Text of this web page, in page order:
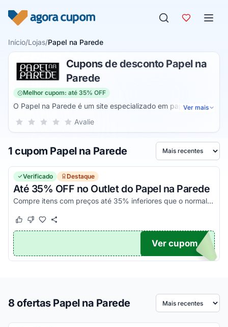
Início/Lojas/Papel na Parede
Cupons de desconto Papel na
Parede
Melhor cupom: até 35% OFF
O Papel na Parede é um site especializado em papel de
parede e adesivos que podem ser usados na decoração. Os
banheiro. Os desenhos podem ser usados por diferentes
públicos, existem os temas adultos, para adolescentes e
infantis.
Ver mais
Sua nota para Papel na Parede, de 1 a 5 estrelas
5 estrelas
4 estrelas
3 estrelas
2 estrelas
1 estrela Avalie
1 cupom Papel na Parede Ordenar por
Verificado Destaque
Até 35% OFF no Outlet do Papel na Parede
Compre itens com preços até 35% inferiores que o normal, na seção do outlet Papel na Parede. Aproveite agora!
Este cupom funcionou
Este cupom não funcionou
O...
Ver cupom
8 ofertas Papel na Parede Ordenar por